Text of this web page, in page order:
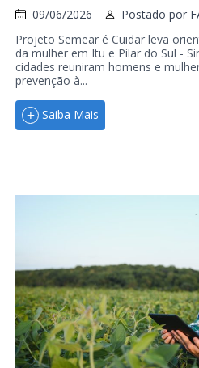
09/06/2026 Postado por
Projeto Semear é Cuidar leva
da mulher em Itu e Pilar do Sul -
cidades reuniram homens e
prevenção à...
Saiba Mais